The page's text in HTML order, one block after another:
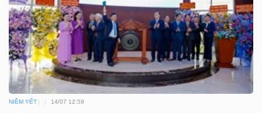
NIÊM YẾT 14/07 12:59
đầu
tư
Truyền